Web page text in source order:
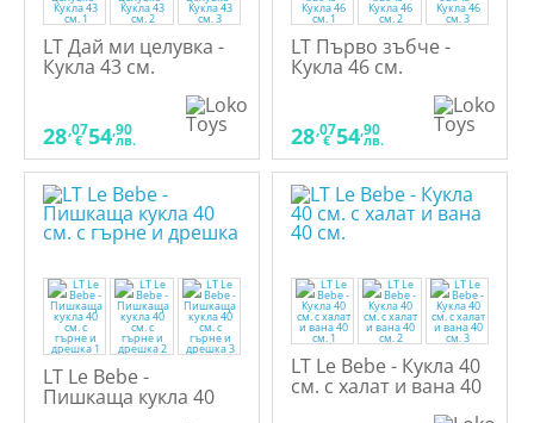
LT Дай ми целувка -
Кукла 43 см.
28,07
€ 54,90
лв.
LT Първо зъбче -
Кукла 46 см.
28,07
€ 54,90
лв.
LT Le Bebe -
Пишкаща кукла 40
см. с гърне и дрешка
LT Le Bebe - Кукла 40
см. с халат и вана 40